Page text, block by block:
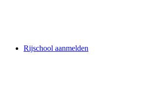
Rijschool aanmelden